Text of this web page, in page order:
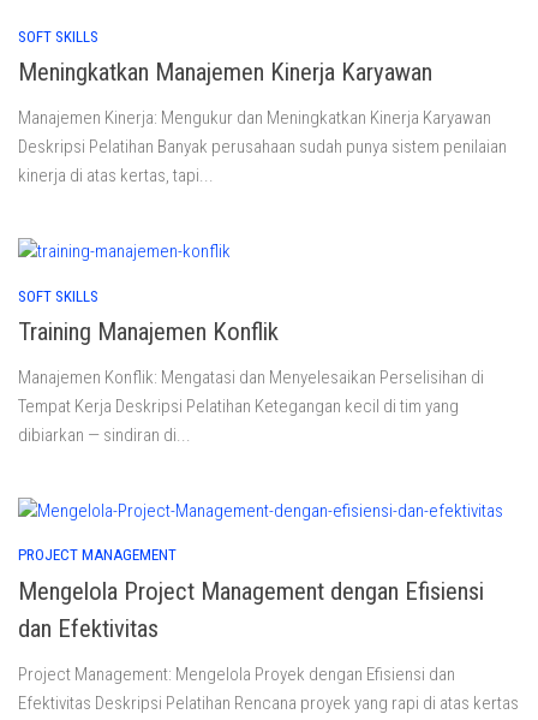
SOFT SKILLS
Meningkatkan Manajemen Kinerja Karyawan
Manajemen Kinerja: Mengukur dan Meningkatkan Kinerja Karyawan
Deskripsi Pelatihan Banyak perusahaan sudah punya sistem penilaian
kinerja di atas kertas, tapi...
SOFT SKILLS
Training Manajemen Konflik
Manajemen Konflik: Mengatasi dan Menyelesaikan Perselisihan di
Tempat Kerja Deskripsi Pelatihan Ketegangan kecil di tim yang
dibiarkan — sindiran di...
PROJECT MANAGEMENT
Mengelola Project Management dengan Efisiensi
dan Efektivitas
Project Management: Mengelola Proyek dengan Efisiensi dan
Efektivitas Deskripsi Pelatihan Rencana proyek yang rapi di atas kertas